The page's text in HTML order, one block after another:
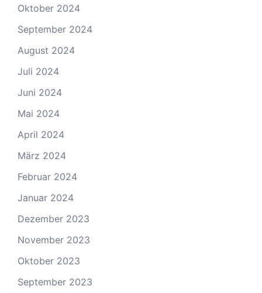
Oktober 2024
September 2024
August 2024
Juli 2024
Juni 2024
Mai 2024
April 2024
März 2024
Februar 2024
Januar 2024
Dezember 2023
November 2023
Oktober 2023
September 2023